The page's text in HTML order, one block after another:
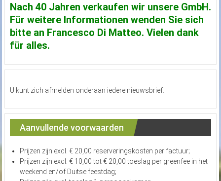
Nach 40 Jahren verkaufen wir unsere GmbH.
Für weitere Informationen wenden Sie sich
bitte an Francesco Di Matteo. Vielen dank
für alles.
U kunt zich afmelden onderaan iedere nieuwsbrief.
Aanvullende voorwaarden
Prijzen zijn excl. € 20,00 reserveringskosten per factuur;
Prijzen zijn excl. € 10,00 tot € 20,00 toeslag per greenfee in het
weekend en/of Duitse feestdag;